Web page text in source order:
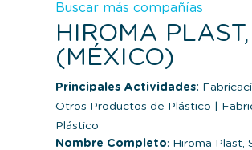
Buscar más compañías
HIROMA
(MÉXICO)
Principales Actividades:
Otros Productos de Plástico
Plástico
Nombre Completo: Hiroma Plast,